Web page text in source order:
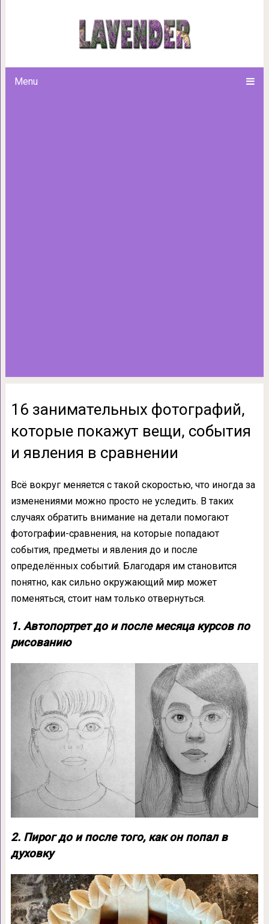
Menu
16 занимательных
события и
16 занимательных фотографий,
которые покажут вещи, события
и явления в сравнении
Всё вокруг меняется с такой скоростью, что иногда за
изменениями можно просто не уследить. В таких
случаях обратить внимание на детали помогают
фотографии-сравнения, на которые попадают
события, предметы и явления до и после
определённых событий. Благодаря им становится
понятно, как сильно окружающий мир может
поменяться, стоит нам только отвернуться.
1. Автопортрет до и после месяца курсов по
рисованию
2. Пирог до и после того, как он попал в
духовку